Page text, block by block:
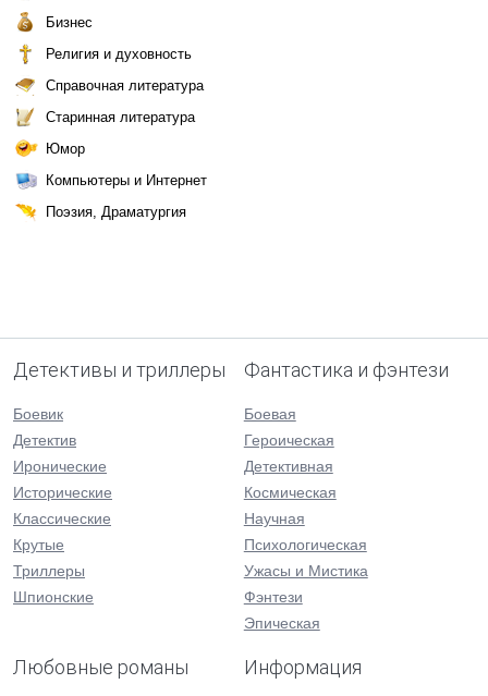
Бизнес
Религия и духовность
Справочная литература
Старинная литература
Юмор
Компьютеры и Интернет
Поэзия, Драматургия
Детективы и триллеры
Боевик
Детектив
Иронические
Исторические
Классические
Крутые
Триллеры
Шпионские
Фантастика и фэнтези
Боевая
Героическая
Детективная
Космическая
Научная
Психологическая
Ужасы и Мистика
Фэнтези
Эпическая
Любовные романы Информация